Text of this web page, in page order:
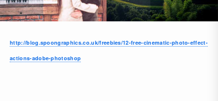
http://blog.spoongraphics.co.uk/freebies/12-free-cinematic-photo-effect-
actions-adobe-photoshop